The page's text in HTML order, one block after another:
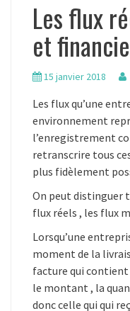
Les flux
et
15 janvier 2018
Les flux qu’une
environnement
l’enregistrement
retranscrire tous
plus fidèlement
On peut distinguer
flux réels , les flux
Lorsqu’une
moment de la
facture qui
le montant , la
donc celle qui qui